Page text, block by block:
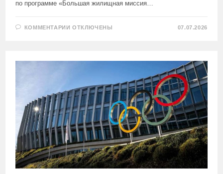
по программе «Большая жилищная миссия…
КОММЕНТАРИИ К
ВЕНЕСУЭЛЕ
ЖИЛЫЕ
ДОМА,
ПОСТРОЕННЫЕ
ПРИ
УЧАСТИИ
РОССИИ
ОТКЛЮЧЕНЫ 07.07.2026